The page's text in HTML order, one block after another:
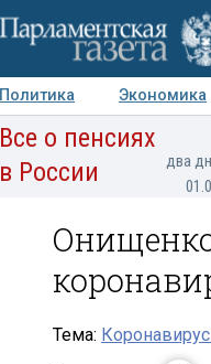
Политика Экономика
Авторы Персоны
Все о пенсиях
в России
два
Тема: Коронавирус